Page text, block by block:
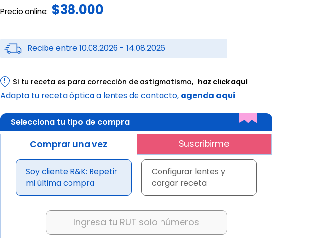
Precio online: $38.000
Recibe entre 10.08.2026 - 14.08.2026
! Si tu receta es para corrección de astigmatismo, haz click aquí
Adapta tu receta óptica a lentes de contacto, agenda aquí
Selecciona tu tipo de compra
Comprar una vez Suscribirme
Soy cliente R&K: Repetir
mi última compra
Configurar lentes y
cargar receta